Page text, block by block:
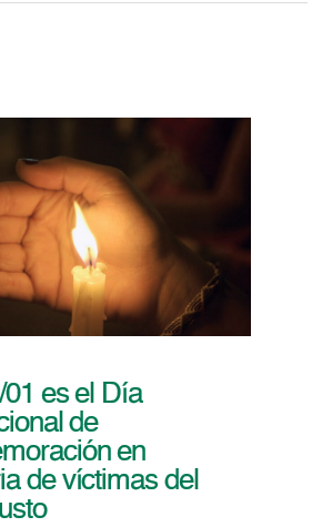
01 es el Día
de
en
de víctimas del